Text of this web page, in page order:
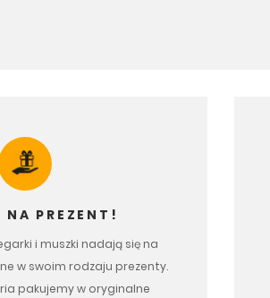
NA PREZENT!
i muszki nadają się na
w swoim rodzaju prezenty.
pakujemy w oryginalne